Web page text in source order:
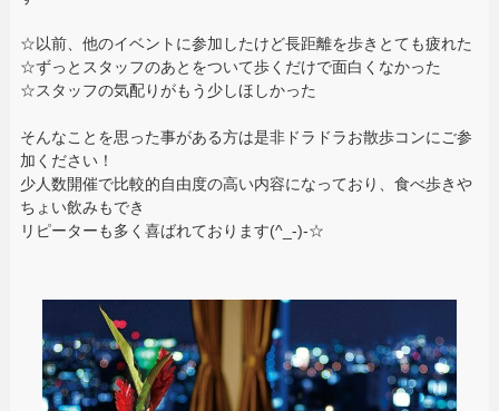
☆以前、他のイベントに参加したけど長距離を歩きとても疲れた
☆ずっとスタッフのあとをついて歩くだけで面白くなかった
☆スタッフの気配りがもう少しほしかった
そんなことを思った事がある方は是非ドラドラお散歩コンにご参
加ください！
少人数開催で比較的自由度の高い内容になっており、食べ歩きや
ちょい飲みもでき
リピーターも多く喜ばれております(^_-)-☆